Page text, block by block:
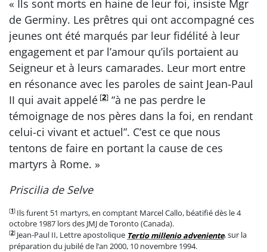
« Ils sont morts en haine de leur foi, insiste Mgr
de Germiny. Les prêtres qui ont accompagné ces
jeunes ont été marqués par leur fidélité à leur
engagement et par l’amour qu’ils portaient au
Seigneur et à leurs camarades. Leur mort entre
en résonance avec les paroles de saint Jean-Paul
II qui avait appelé [2] “à ne pas perdre le
témoignage de nos pères dans la foi, en rendant
celui-ci vivant et actuel”. C’est ce que nous
tentons de faire en portant la cause de ces
martyrs à Rome. »
Priscilia de Selve
[1] Ils furent 51 martyrs, en comptant Marcel Callo, béatifié dès le 4
octobre 1987 lors des JMJ de Toronto (Canada).
[2] Jean-Paul II, Lettre apostolique Tertio millenio adveniente, sur la
préparation du jubilé de l’an 2000, 10 novembre 1994.